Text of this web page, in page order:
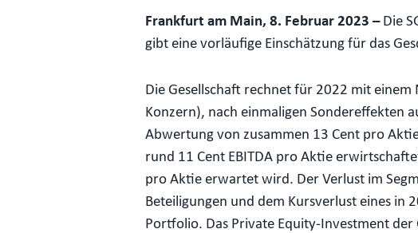
Frankfurt am Main, 8. Februar 2023 – Die
gibt eine vorläufige Einschätzung für das
Die Gesellschaft rechnet für 2022 mit
Konzern), nach einmaligen Sondereffekten
Abwertung von zusammen 13 Cent pro
rund 11 Cent EBITDA pro Aktie
pro Aktie erwartet wird. Der Verlust im
Beteiligungen und dem Kursverlust eines in
Portfolio. Das Private Equity-Investment